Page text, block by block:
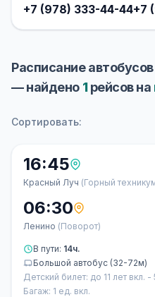
+7 (978) 333-44-44+7
Расписание автобусов
— найдено 1рейсов на
Сортировать:
16:45
Красный Луч (Горный
06:30
Ленино (Поворот)
В пути: 14ч.
Большой автобус (32-72м)
Детский билет: до 11 лет вкл. -
Багаж: 1 ед. вкл.